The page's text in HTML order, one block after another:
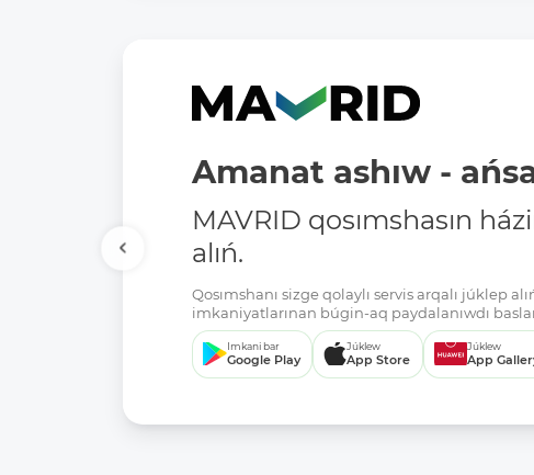
Amanat ashıw -
MAVRID qosımshasın
alıń.
Qosımshanı sizge qolaylı servis arqalı júklep
imkaniyatlarınan búgin-aq paydalanıwdı
Imkani bar
Google Play
Júklew
App Store
Júklew
App